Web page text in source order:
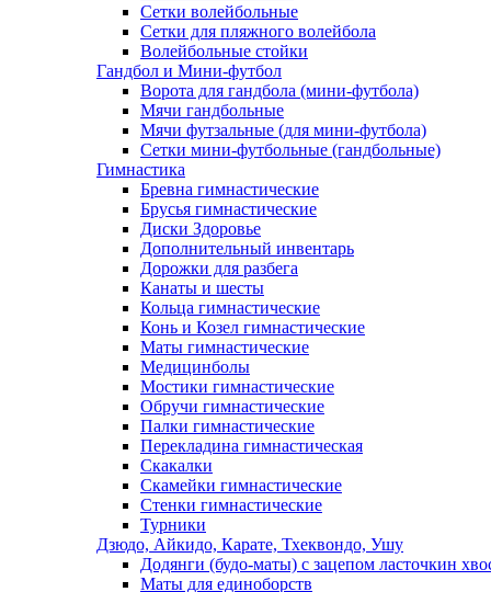
Сетки волейбольные
Сетки для пляжного волейбола
Волейбольные стойки
Гандбол и Мини-футбол
Ворота для гандбола (мини-футбола)
Мячи гандбольные
Мячи футзальные (для мини-футбола)
Сетки мини-футбольные (гандбольные)
Гимнастика
Бревна гимнастические
Брусья гимнастические
Диски Здоровье
Дополнительный инвентарь
Дорожки для разбега
Канаты и шесты
Кольца гимнастические
Конь и Козел гимнастические
Маты гимнастические
Медицинболы
Мостики гимнастические
Обручи гимнастические
Палки гимнастические
Перекладина гимнастическая
Скакалки
Скамейки гимнастические
Стенки гимнастические
Турники
Дзюдо, Айкидо, Карате, Тхеквондо, Ушу
Додянги (будо-маты) с зацепом ласточкин
Маты для единоборств